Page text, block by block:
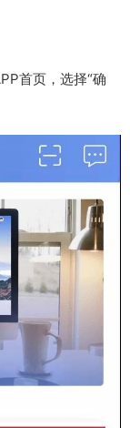
首页，选择“确